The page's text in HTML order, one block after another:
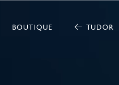
BOUTIQUE TUDOR